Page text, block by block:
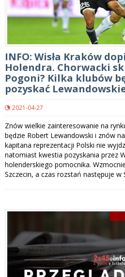
INFO: Wisła Kraków
Holendra. Chorwacki
Pogoni? Kilka klubów
pozyskać
2021-04-27
Znów wielkie zainteresowanie na
będzie Robert Lewandowski i znów
kapitana reprezentacji Polski nie
natomiast kwestia pozyskania przez
holenderskiego pomocnika.
Szczecin, a czas rozstań następuje w